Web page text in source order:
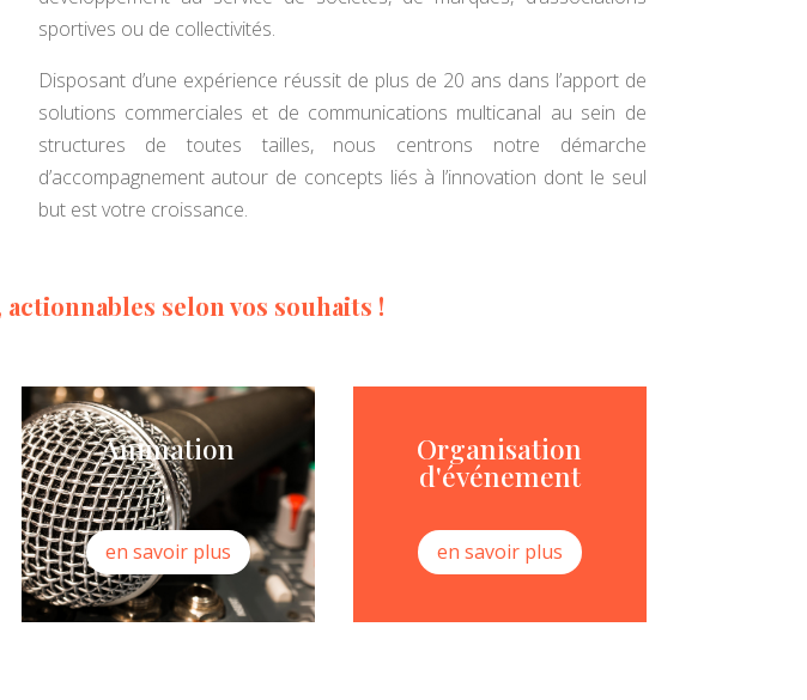
sportives ou de collectivités.
Disposant d’une expérience réussit de plus de 20 ans dans l’apport de
solutions commerciales et de communications multicanal au sein de
structures de toutes tailles, nous centrons notre démarche
d’accompagnement autour de concepts liés à l’innovation dont le seul
but est votre croissance.
selon vos souhaits !
Animation
en savoir plus
Organisation
d'événement
en savoir plus